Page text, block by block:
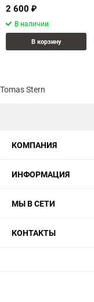
2 600 ₽
В наличии
В корзину
Tomas Stern
КОМПАНИЯ
ИНФОРМАЦИЯ
МЫ В СЕТИ
КОНТАКТЫ